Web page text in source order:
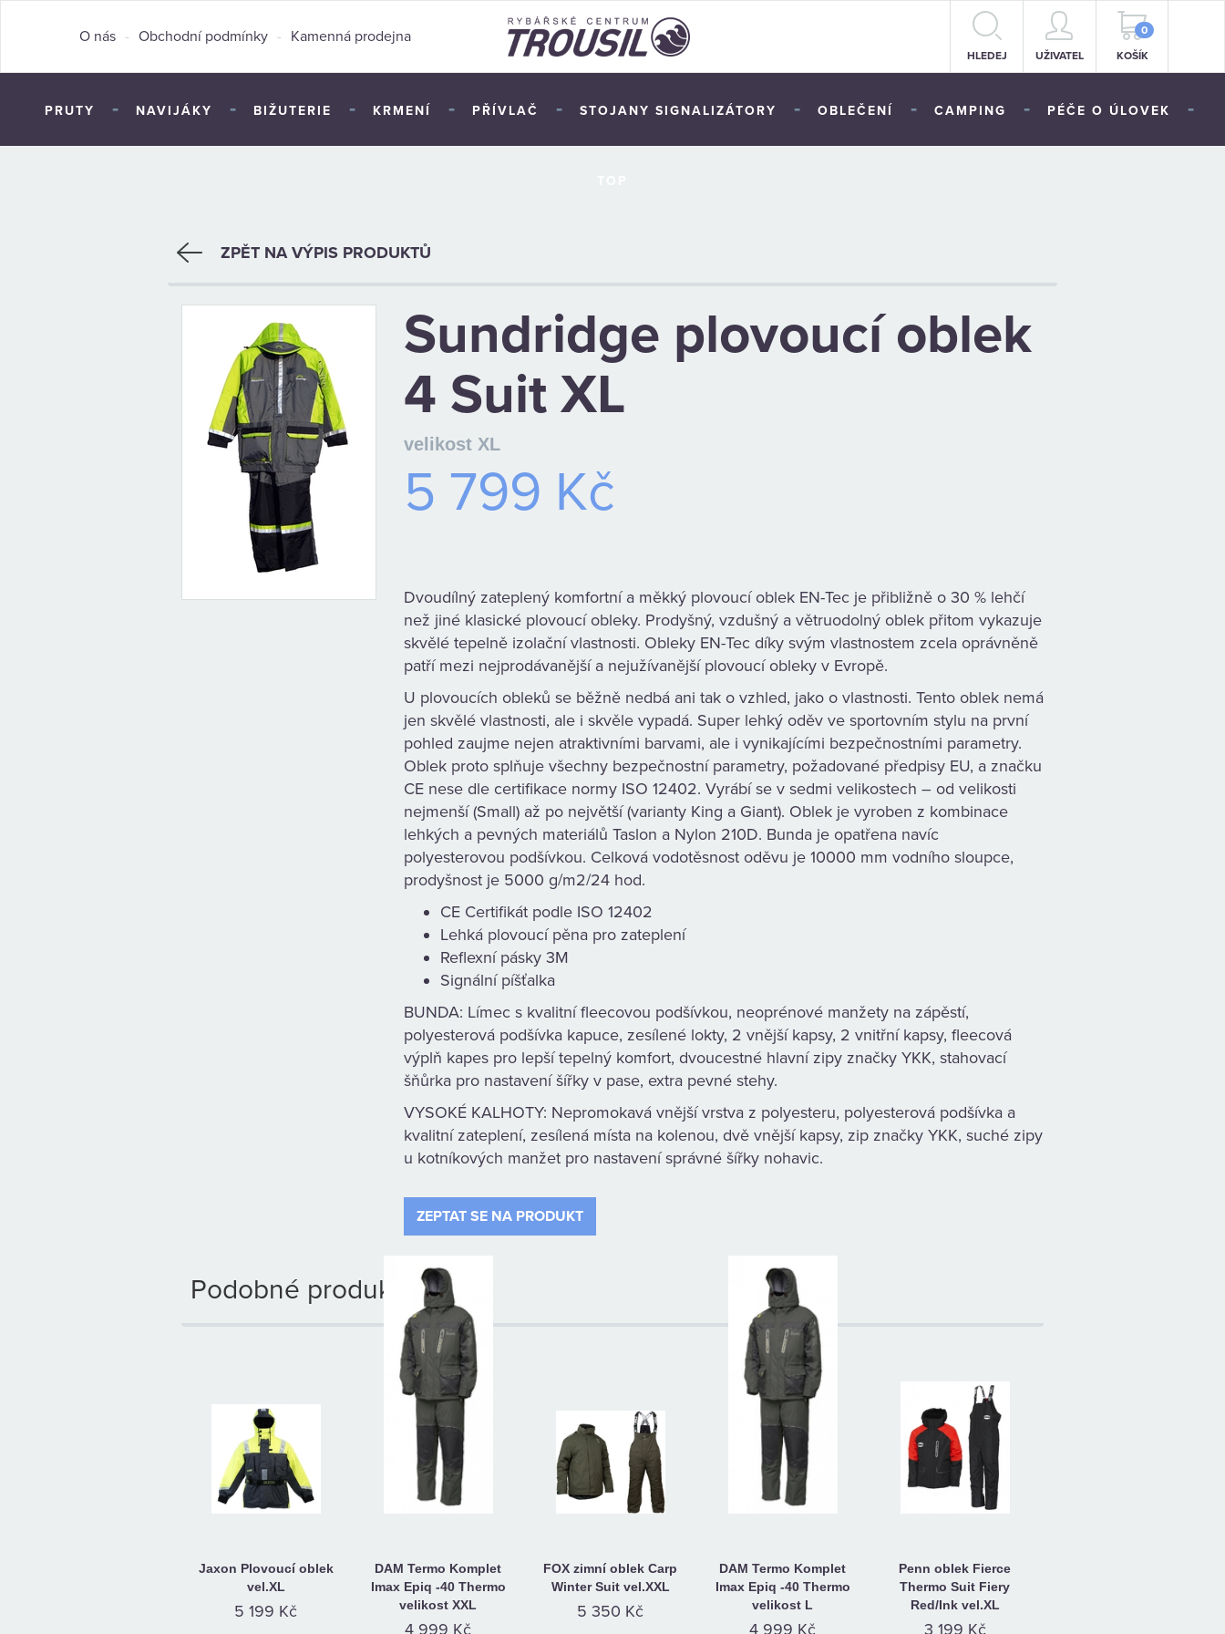
O nás - Obchodní podmínky - Kamenná prodejna
HLEDEJ UŽIVATEL
0
KOŠÍK
PRUTY - NAVIJÁKY - BIŽUTERIE - KRMENÍ - PŘÍVLAČ - STOJANY SIGNALIZÁTORY - OBLEČENÍ - CAMPING - PÉČE O ÚLOVEK -
ZPĚT NA VÝPIS PRODUKTŮ
Sundridge plovoucí oblek
4 Suit XL
velikost XL
5 799 Kč
Dvoudílný zateplený komfortní a měkký plovoucí oblek EN-Tec je přibližně o 30 % lehčí
než jiné klasické plovoucí obleky. Prodyšný, vzdušný a větruodolný oblek přitom vykazuje
skvělé tepelně izolační vlastnosti. Obleky EN-Tec díky svým vlastnostem zcela oprávněně
patří mezi nejprodávanější a nejužívanější plovoucí obleky v Evropě.
U plovoucích obleků se běžně nedbá ani tak o vzhled, jako o vlastnosti. Tento oblek nemá
jen skvělé vlastnosti, ale i skvěle vypadá. Super lehký oděv ve sportovním stylu na první
pohled zaujme nejen atraktivními barvami, ale i vynikajícími bezpečnostními parametry.
Oblek proto splňuje všechny bezpečnostní parametry, požadované předpisy EU, a značku
CE nese dle certifikace normy ISO 12402. Vyrábí se v sedmi velikostech – od velikosti
nejmenší (Small) až po největší (varianty King a Giant). Oblek je vyroben z kombinace
lehkých a pevných materiálů Taslon a Nylon 210D. Bunda je opatřena navíc
polyesterovou podšívkou. Celková vodotěsnost oděvu je 10000 mm vodního sloupce,
prodyšnost je 5000 g/m2/24 hod.
CE Certifikát podle ISO 12402
Lehká plovoucí pěna pro zateplení
Reflexní pásky 3M
Signální píšťalka
BUNDA: Límec s kvalitní fleecovou podšívkou, neoprénové manžety na zápěstí,
polyesterová podšívka kapuce, zesílené lokty, 2 vnější kapsy, 2 vnitřní kapsy, fleecová
výplň kapes pro lepší tepelný komfort, dvoucestné hlavní zipy značky YKK, stahovací
šňůrka pro nastavení šířky v pase, extra pevné stehy.
VYSOKÉ KALHOTY: Nepromokavá vnější vrstva z polyesteru, polyesterová podšívka a
kvalitní zateplení, zesílená místa na kolenou, dvě vnější kapsy, zip značky YKK, suché zipy
u kotníkových manžet pro nastavení správné šířky nohavic.
ZEPTAT SE NA PRODUKT
Podobné produkty:
Jaxon Plovoucí oblek
vel.XL
5 199 Kč
DAM Termo Komplet
Imax Epiq -40 Thermo
velikost XXL
4 999 Kč
FOX zimní oblek Carp
Winter Suit vel.XXL
5 350 Kč
DAM Termo Komplet
Imax Epiq -40 Thermo
velikost L
4 999 Kč
Penn oblek Fierce
Thermo Suit Fiery
Red/Ink vel.XL
3 199 Kč